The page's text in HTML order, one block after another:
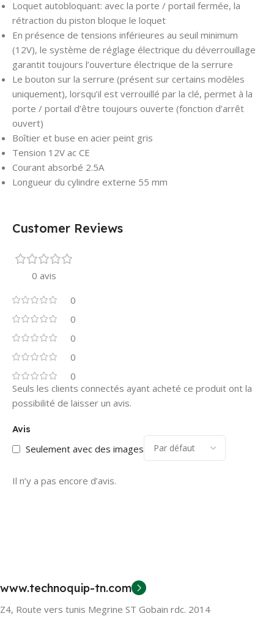
Loquet autobloquant: avec la porte / portail fermée, la
rétraction du piston bloque le loquet
En présence de tensions inférieures au seuil minimum
(12V), le système de réglage électrique du déverrouillage
garantit toujours l’ouverture électrique de la serrure
Le bouton sur la serrure (présent sur certains modèles
uniquement), lorsqu’il est verrouillé par la clé, permet à la
porte / portail d’être toujours ouverte (fonction d’arrêt
ouvert)
Boîtier et buse en acier peint gris
Tension 12V ac CE
Courant absorbé 2.5A
Longueur du cylindre externe 55 mm
Customer Reviews
0 avis
0
0
0
0
0
Avis
Seulement avec des images
Il n’y a pas encore d’avis.
Seuls les clients connectés ayant acheté ce produit ont la
possibilité de laisser un avis.
www.technoquip-tn.com
Z4, Route vers tunis Megrine ST Gobain rdc. 2014